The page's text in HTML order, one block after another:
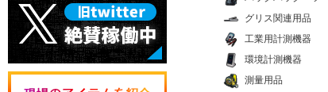
グリス関連用品
工業用計測機器
環境計測機器
測量用品